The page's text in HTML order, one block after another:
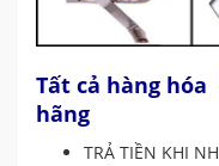
Tất cả hàng
hãng
TRẢ TIỀN KHI